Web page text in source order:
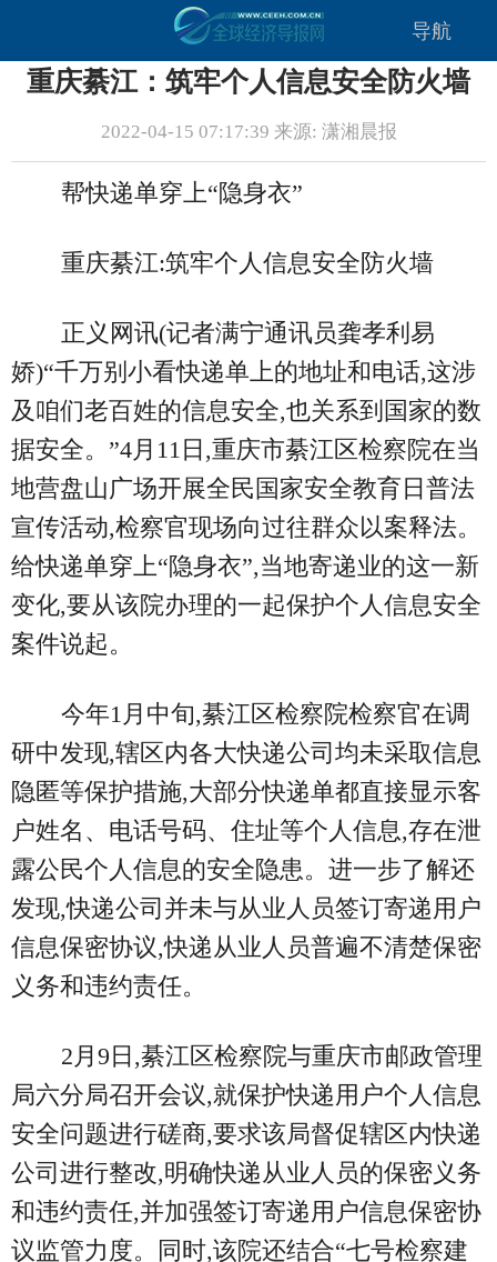
导航
重庆綦江：筑牢个人信息安全防火墙
2022-04-15 07:17:39 来源: 潇湘晨报
帮快递单穿上“隐身衣”
重庆綦江:筑牢个人信息安全防火墙
正义网讯(记者满宁通讯员龚孝利易
娇)“千万别小看快递单上的地址和电话,这涉
及咱们老百姓的信息安全,也关系到国家的数
据安全。”4月11日,重庆市綦江区检察院在当
地营盘山广场开展全民国家安全教育日普法
宣传活动,检察官现场向过往群众以案释法。
给快递单穿上“隐身衣”,当地寄递业的这一新
变化,要从该院办理的一起保护个人信息安全
案件说起。
今年1月中旬,綦江区检察院检察官在调
研中发现,辖区内各大快递公司均未采取信息
隐匿等保护措施,大部分快递单都直接显示客
户姓名、电话号码、住址等个人信息,存在泄
露公民个人信息的安全隐患。进一步了解还
发现,快递公司并未与从业人员签订寄递用户
信息保密协议,快递从业人员普遍不清楚保密
义务和违约责任。
2月9日,綦江区检察院与重庆市邮政管理
局六分局召开会议,就保护快递用户个人信息
安全问题进行磋商,要求该局督促辖区内快递
公司进行整改,明确快递从业人员的保密义务
和违约责任,并加强签订寄递用户信息保密协
议监管力度。同时,该院还结合“七号检察建